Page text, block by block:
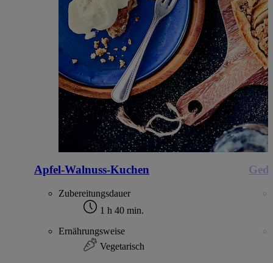
Apfel-Walnuss-Kuchen
Zubereitungsdauer
1 h 40 min.
Ernährungsweise
Vegetarisch